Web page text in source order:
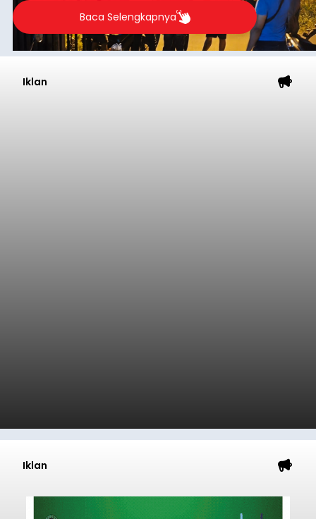
Baca Selengkapnya
Iklan
Iklan